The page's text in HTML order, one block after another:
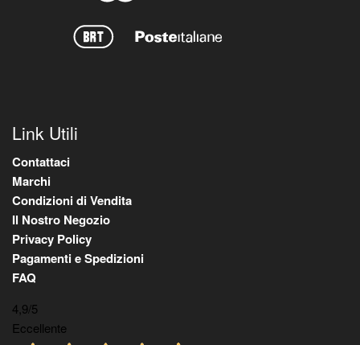
Link Utili
Contattaci
Marchi
Condizioni di Vendita
Il Nostro Negozio
Privacy Policy
Pagamenti e Spedizioni
FAQ
4,9/5
Eccellente